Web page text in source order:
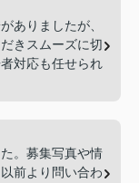
ありましたが、
きスムーズに切
対応も任せられ
。募集写真や情
前より問い合わ